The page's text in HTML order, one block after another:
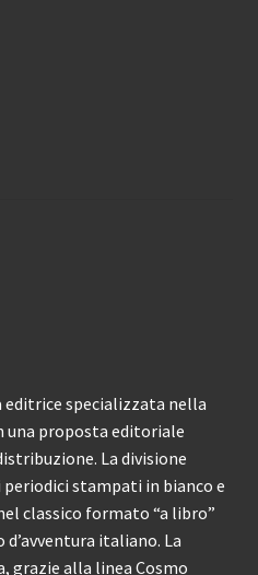
editrice specializzata nella
una proposta editoriale
La divisione
stampati in bianco e
classico formato “a libro”
italiano. La
grazie alla linea Cosmo